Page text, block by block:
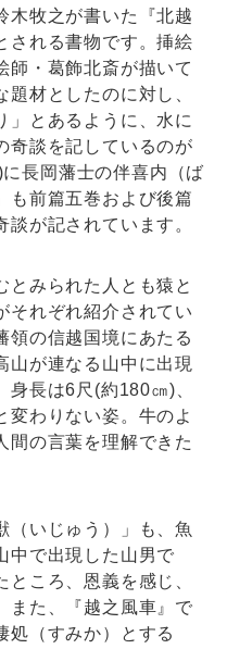
木牧之が書いた『北越
される書物です。挿絵
師・葛飾北斎が描いて
材としたのに対し、
」とあるように、水に
奇談を記しているのが
長岡藩士の伴喜内（ば
も前篇五巻および後篇
が記されています。
みられた人とも猿と
それぞれ紹介されてい
領の信越国境にあたる
山が連なる山中に出現
身長は6尺(約180㎝)、
変わりない姿。牛のよ
間の言葉を理解できた
いじゅう）」も、魚
中で出現した山男で
ころ、恩義を感じ、
また、『越之風車』で
処（すみか）とする